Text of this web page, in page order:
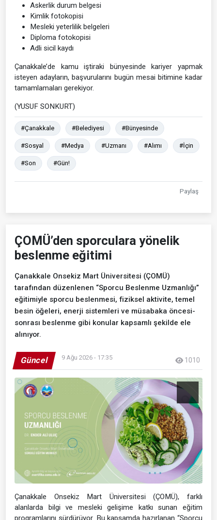
Askerlik durum belgesi
Kimlik fotokopisi
Mesleki yeterlilik belgeleri
Diploma fotokopisi
Adli sicil kaydı
Çanakkale’de kamu iştiraki bünyesinde kariyer yapmak
isteyen adayların, başvurularını bugün mesai bitimine kadar
tamamlamaları gerekiyor.
(YUSUF SONKURT)
#Çanakkale #Belediyesi #Bünyesinde
#Sosyal #Medya #Uzmanı #Alımı #İçin
#Son #Gün!
Paylaş
ÇOMÜ’den sporculara yönelik
beslenme eğitimi
Çanakkale Onsekiz Mart Üniversitesi (ÇOMÜ)
tarafından düzenlenen “Sporcu Beslenme Uzmanlığı”
eğitimiyle sporcu beslenmesi, fiziksel aktivite, temel
besin öğeleri, enerji sistemleri ve müsabaka öncesi-
sonrası beslenme gibi konular kapsamlı şekilde ele
alınıyor.
Güncel 9 Ağu 2026 - 17:35 1010
Çanakkale Onsekiz Mart Üniversitesi (ÇOMÜ), farklı
alanlarda bilgi ve mesleki gelişime katkı sunan eğitim
programlarını sürdürüyor. Bu kapsamda hazırlanan “Sporcu